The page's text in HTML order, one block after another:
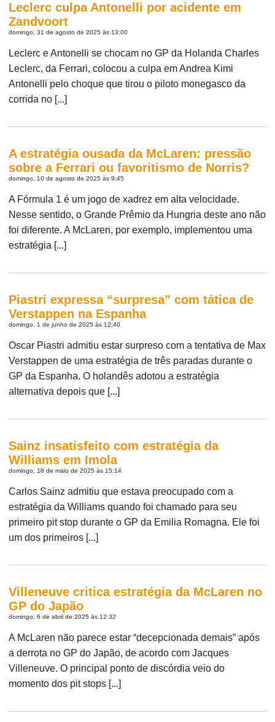
Leclerc culpa Antonelli por acidente em
Zandvoort
domingo, 31 de agosto de 2025 às 13:00
Leclerc e Antonelli se chocam no GP da Holanda Charles
Leclerc, da Ferrari, colocou a culpa em Andrea Kimi
Antonelli pelo choque que tirou o piloto monegasco da
corrida no [...]
A estratégia ousada da McLaren: pressão
sobre a Ferrari ou favoritismo de Norris?
domingo, 10 de agosto de 2025 às 9:45
A Fórmula 1 é um jogo de xadrez em alta velocidade.
Nesse sentido, o Grande Prêmio da Hungria deste ano não
foi diferente. A McLaren, por exemplo, implementou uma
estratégia [...]
Piastri expressa “surpresa” com tática de
Verstappen na Espanha
domingo, 1 de junho de 2025 às 12:40
Oscar Piastri admitiu estar surpreso com a tentativa de Max
Verstappen de uma estratégia de três paradas durante o
GP da Espanha. O holandês adotou a estratégia
alternativa depois que [...]
Sainz insatisfeito com estratégia da
Williams em Imola
domingo, 18 de maio de 2025 às 15:14
Carlos Sainz admitiu que estava preocupado com a
estratégia da Williams quando foi chamado para seu
primeiro pit stop durante o GP da Emilia Romagna. Ele foi
um dos primeiros [...]
Villeneuve critica estratégia da McLaren no
GP do Japão
domingo, 6 de abril de 2025 às 12:32
A McLaren não parece estar “decepcionada demais” após
a derrota no GP do Japão, de acordo com Jacques
Villeneuve. O principal ponto de discórdia veio do
momento dos pit stops [...]